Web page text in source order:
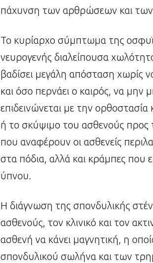
πάχυνση των αρθρώσεων και
Το κυρίαρχο σύμπτωμα της
νευρογενής διαλείπουσα
βαδίσει μεγάλη απόσταση χωρίς
και όσο περνάει ο καιρός, να μην
επιδεινώνεται με την
ή το σκύψιμο του ασθενούς
που αναφέρουν οι ασθενείς
στα πόδια, αλλά και κράμπες που
ύπνου.
Η διάγνωση της σπονδυλικής
ασθενούς, τον κλινικό και τον
ασθενή να κάνει μαγνητική, η
σπονδυλικού σωλήνα και των